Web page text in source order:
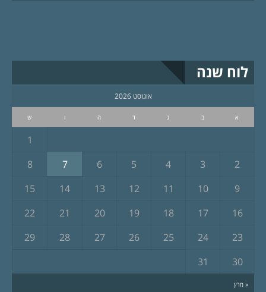
לוח שנה
אוגוסט 2026
א ב ג ד ה ו ש
« מרץ
1
2
3
4
5
6
7
8
9
10
11
12
13
14
15
16
17
18
19
20
21
22
23
24
25
26
27
28
29
30
31